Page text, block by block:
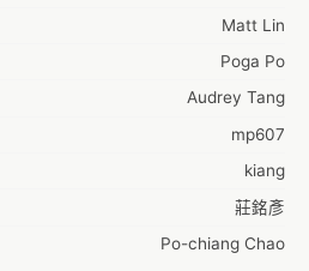
Matt Lin
Poga Po
Audrey Tang
mp607
kiang
莊銘彥
Po-chiang Chao